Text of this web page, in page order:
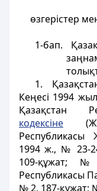
өзгерістер
1-бап.
1.
Кеңесі 1994
Қазақстан
кодексіне
Республикасы
1994 ж., № 23-
109-құжат; №
Республикасы
№ 2, 187-құжат;